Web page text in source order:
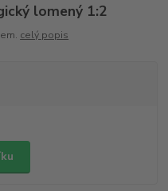
lomený 1:2
celý popis